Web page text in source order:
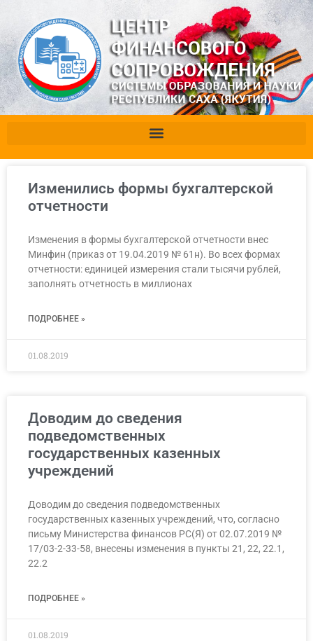
Изменились формы бухгалтерской
отчетности
Изменения в формы бухгалтерской отчетности внес
Минфин (приказ от 19.04.2019 № 61н). Во всех формах
отчетности: единицей измерения стали тысячи рублей,
заполнять отчетность в миллионах
ПОДРОБНЕЕ »
01.08.2019
Доводим до сведения
подведомственных
государственных казенных
учреждений
Доводим до сведения подведомственных
государственных казенных учреждений, что, согласно
письму Министерства финансов РС(Я) от 02.07.2019 №
17/03-2-33-58, внесены изменения в пункты 21, 22, 22.1,
22.2
ПОДРОБНЕЕ »
01.08.2019